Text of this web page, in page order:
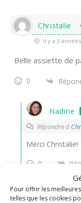
Pour offrir les
telles que les cookies
Christalie
il y a 3 années
Belle assiette de
0
Nadine
Répondre à
Merci Christalie!
0
une petite